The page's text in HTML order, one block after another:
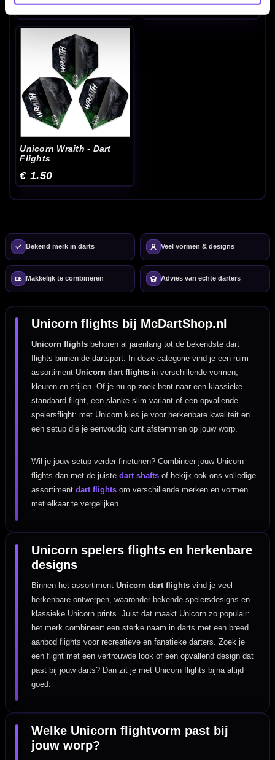
€ 1.50 € 1.50
Unicorn Wraith - Dart
Flights
€ 1.50
Bekend merk in darts Veel vormen & designs
Makkelijk te combineren Advies van echte darters
Unicorn flights bij McDartShop.nl
Unicorn flights behoren al jarenlang tot de bekendste dart
flights binnen de dartsport. In deze categorie vind je een ruim
assortimentUnicorn dart flights in verschillende vormen,
kleuren en stijlen. Of je nu op zoek bent naar een klassieke
standaard flight, een slanke slim variant of een opvallende
spelersflight: met Unicorn kies je voor herkenbare kwaliteit en
een setup die je eenvoudig kunt afstemmen op jouw worp.
Wil je jouw setup verder finetunen? Combineer jouw Unicorn
flights dan met de juistedart shafts of bekijk ook ons volledige
assortimentdart flights om verschillende merken en vormen
met elkaar te vergelijken.
Unicorn spelers flights en herkenbare
designs
Binnen het assortimentUnicorn dart flights vind je veel
herkenbare ontwerpen, waaronder bekende spelersdesigns en
klassieke Unicorn prints. Juist dat maakt Unicorn zo populair:
het merk combineert een sterke naam in darts met een breed
aanbod flights voor recreatieve en fanatieke darters. Zoek je
een flight met een vertrouwde look of een opvallend design dat
past bij jouw darts? Dan zit je met Unicorn flights bijna altijd
goed.
Welke Unicorn flightvorm past bij
jouw worp?